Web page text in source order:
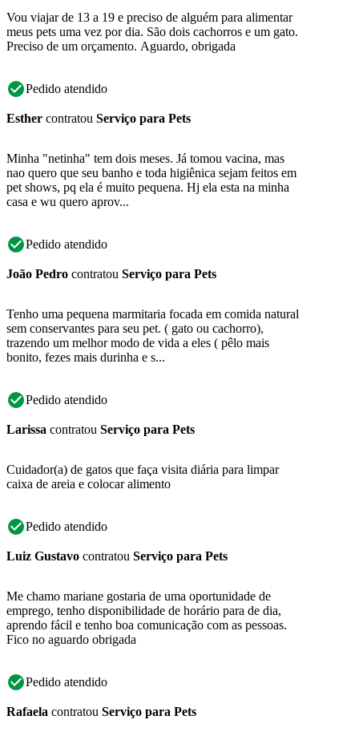
Vou viajar de 13 a 19 e preciso de alguém para alimentar
meus pets uma vez por dia. São dois cachorros e um gato.
Preciso de um orçamento. Aguardo, obrigada
Pedido atendido
Esther contratou Serviço para Pets
Minha "netinha" tem dois meses. Já tomou vacina, mas
nao quero que seu banho e toda higiênica sejam feitos em
pet shows, pq ela é muito pequena. Hj ela esta na minha
casa e wu quero aprov...
Pedido atendido
João Pedro contratou Serviço para Pets
Tenho uma pequena marmitaria focada em comida natural
sem conservantes para seu pet. ( gato ou cachorro),
trazendo um melhor modo de vida a eles ( pêlo mais
bonito, fezes mais durinha e s...
Pedido atendido
Larissa contratou Serviço para Pets
Cuidador(a) de gatos que faça visita diária para limpar
caixa de areia e colocar alimento
Pedido atendido
Luiz Gustavo contratou Serviço para Pets
Me chamo mariane gostaria de uma oportunidade de
emprego, tenho disponibilidade de horário para de dia,
aprendo fácil e tenho boa comunicação com as pessoas.
Fico no aguardo obrigada
Pedido atendido
Rafaela contratou Serviço para Pets